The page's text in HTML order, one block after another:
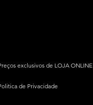
exclusivos de LOJA ONLINE
de Privacidade